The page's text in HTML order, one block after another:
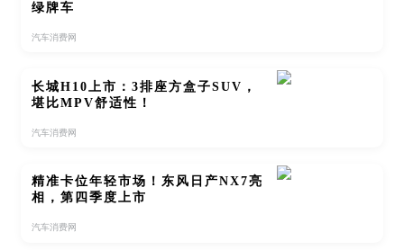
绿牌车
汽车消费网
长城H10上市：3排座方盒子SUV，
堪比MPV舒适性！
汽车消费网
精准卡位年轻市场！东风日产NX7亮
相，第四季度上市
汽车消费网